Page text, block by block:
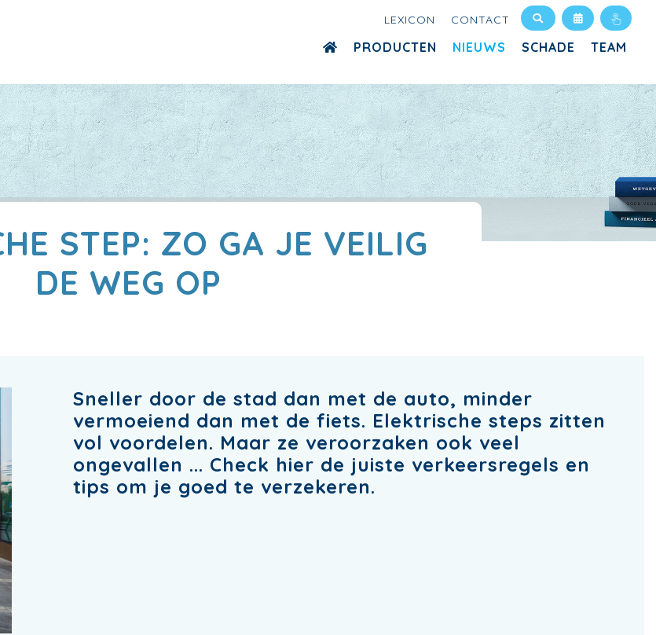
LEXICON CONTACT
PRODUCTEN NIEUWS SCHADE TEAM
STEP: ZO GA JE VEILIG
DE WEG OP
Sneller door de stad dan met de auto, minder
vermoeiend dan met de fiets. Elektrische steps zitten
vol voordelen. Maar ze veroorzaken ook veel
ongevallen ... Check hier de juiste verkeersregels en
tips om je goed te verzekeren.